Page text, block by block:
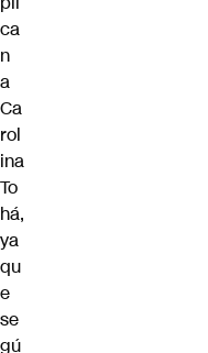
ca
n
a
Ca
rol
ina
To
há,
ya
qu
e
se
gú